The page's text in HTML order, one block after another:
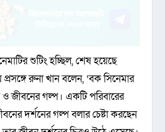
শুটিং হচ্ছিল, শেষ হয়েছে
রুনা খান বলেন, ‘বক সিনেমার
ও জীবনের গল্প। একটি পরিবারের
দর্শনের গল্প বলার চেষ্টা করছেন